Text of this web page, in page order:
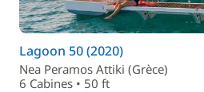
Lagoon 50 (2020)
Nea Peramos Attiki (Grèce)
6 Cabines • 50 ft